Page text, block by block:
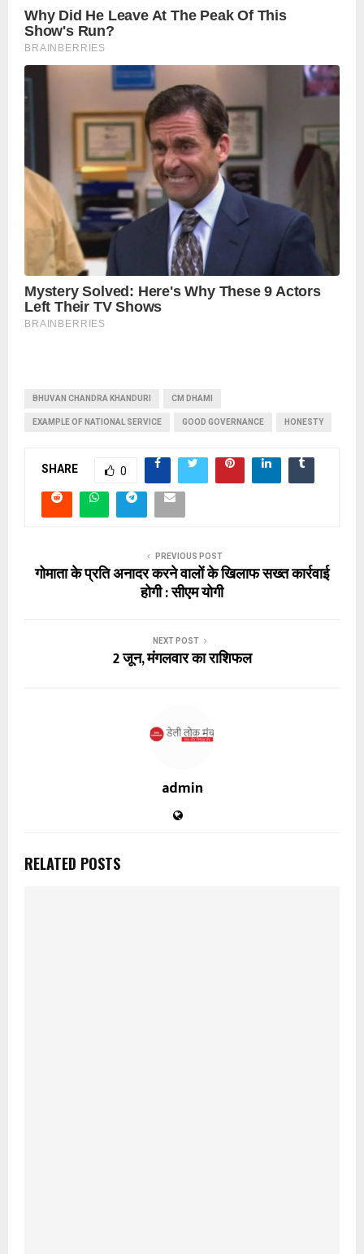
BHUVAN CHANDRA KHANDURI CM DHAMI
EXAMPLE OF NATIONAL SERVICE GOOD GOVERNANCE HONESTY
SHARE 0
PREVIOUS POST
गोमाता के प्रति अनादर करने वालों के खिलाफ सख्त कार्रवाई
होगी : सीएम योगी
NEXT POST
2 जून, मंगलवार का राशिफल
admin
RELATED POSTS